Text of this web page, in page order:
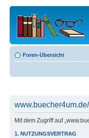
Foren-Übersicht
Mit dem Zugriff auf
1. NUTZUNGSVERTRAG